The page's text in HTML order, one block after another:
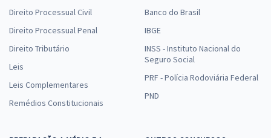
Direito Processual Civil
Direito Processual Penal
Direito Tributário
Leis
Leis Complementares
Remédios Constitucionais
Banco do Brasil
IBGE
INSS - Instituto Nacional do
Seguro Social
PRF - Polícia Rodoviária Federal
PND